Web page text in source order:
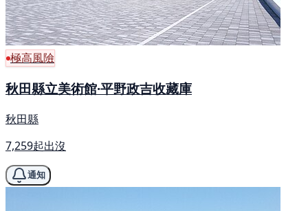
極高風險
秋田縣立美術館·平野政吉收藏庫
秋田縣
7,259起出沒
通知